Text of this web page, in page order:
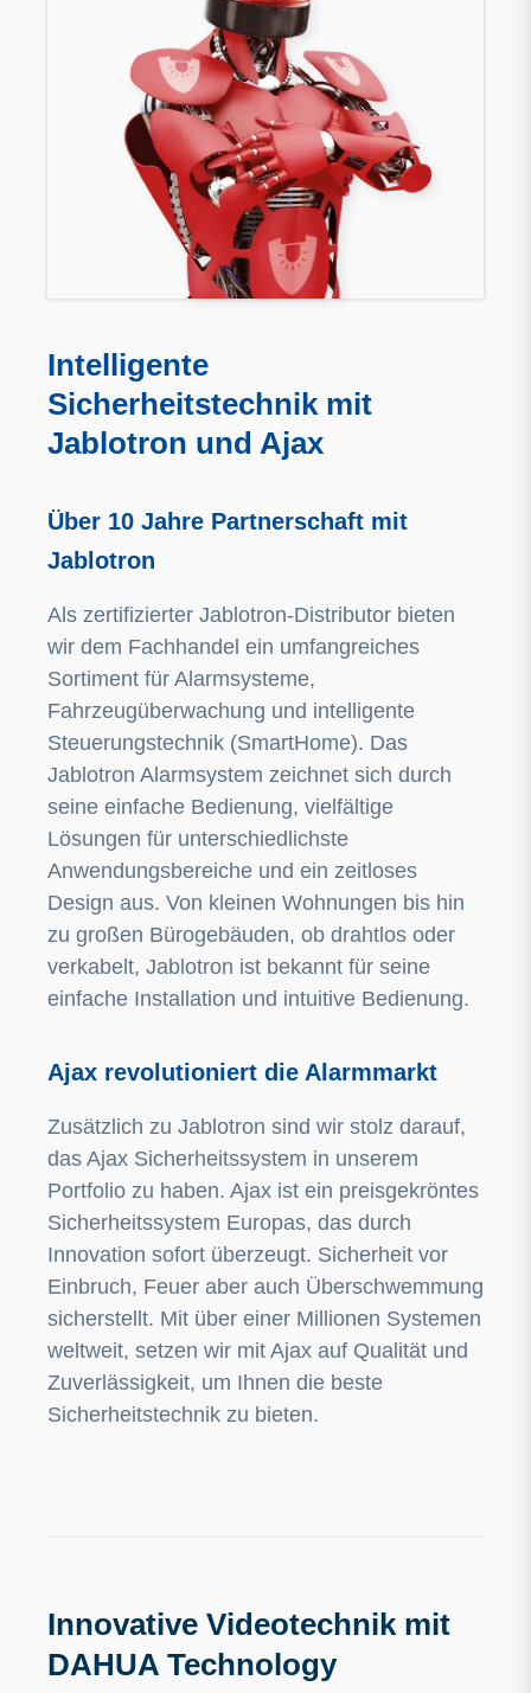
Intelligente
Sicherheitstechnik mit
Jablotron und Ajax
Über 10 Jahre Partnerschaft mit
Jablotron
Als zertifizierter Jablotron-Distributor bieten
wir dem Fachhandel ein umfangreiches
Sortiment für Alarmsysteme,
Fahrzeugüberwachung und intelligente
Steuerungstechnik (SmartHome). Das
Jablotron Alarmsystem zeichnet sich durch
seine einfache Bedienung, vielfältige
Lösungen für unterschiedlichste
Anwendungsbereiche und ein zeitloses
Design aus. Von kleinen Wohnungen bis hin
zu großen Bürogebäuden, ob drahtlos oder
verkabelt, Jablotron ist bekannt für seine
einfache Installation und intuitive Bedienung.
Ajax revolutioniert die Alarmmarkt
Zusätzlich zu Jablotron sind wir stolz darauf,
das Ajax Sicherheitssystem in unserem
Portfolio zu haben. Ajax ist ein preisgekröntes
Sicherheitssystem Europas, das durch
Innovation sofort überzeugt. Sicherheit vor
Einbruch, Feuer aber auch Überschwemmung
sicherstellt. Mit über einer Millionen Systemen
weltweit, setzen wir mit Ajax auf Qualität und
Zuverlässigkeit, um Ihnen die beste
Sicherheitstechnik zu bieten.
Innovative Videotechnik mit
DAHUA Technology